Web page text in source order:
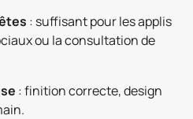
: suffisant pour les applis
ou la consultation de
: finition correcte, design